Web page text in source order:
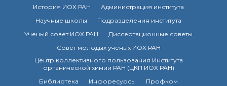
История ИОХ РАН
Администрация института
Научные школы
Подразделения института
Ученый совет ИОХ РАН
Диссертационные советы
Совет молодых ученых ИОХ РАН
Центр коллективного пользования Института
органической химии РАН (ЦКП ИОХ РАН)
Библиотека
Инфоресурсы
Профком